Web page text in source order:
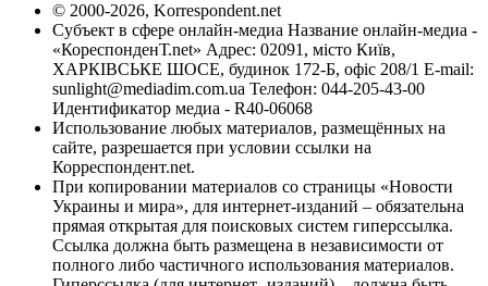
© 2000-2026, Korrespondent.net
Субъект в сфере онлайн-медиа Название онлайн-медиа -
«КореспонденТ.net» Адрес: 02091, місто Київ,
ХАРКІВСЬКЕ ШОСЕ, будинок 172-Б, офіс 208/1 E-mail:
sunlight@mediadim.com.ua Телефон: 044-205-43-00
Идентификатор медиа - R40-06068
Использование любых материалов, размещённых на
сайте, разрешается при условии ссылки на
Корреспондент.net.
При копировании материалов со страницы «Новости
Украины и мира», для интернет-изданий – обязательна
прямая открытая для поисковых систем гиперссылка.
Ссылка должна быть размещена в независимости от
полного либо частичного использования материалов.